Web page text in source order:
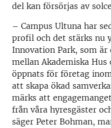
del kan försörjas av
– Campus Ultuna har
profil och det stärks nu
Innovation Park, som är
mellan Akademiska Hus
öppnats för företag
att skapa ökad
märks att
från våra hyresgäster
säger Peter Bohman,